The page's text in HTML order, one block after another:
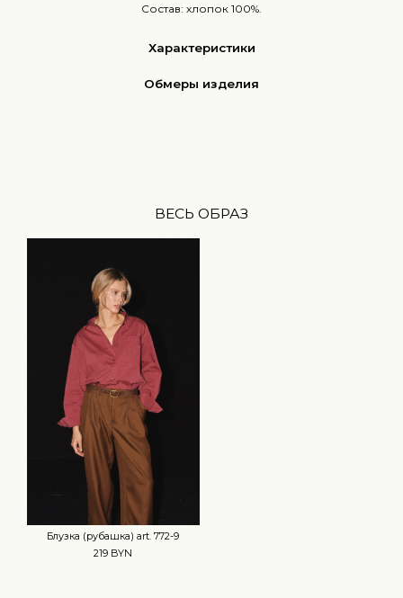
Состав: хлопок 100%.
Характеристики
Обмеры изделия
ВЕСЬ ОБРАЗ
Блузка (рубашка) art. 772-9
219 BYN